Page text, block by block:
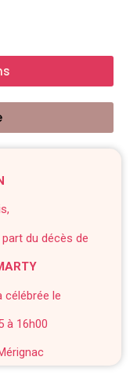
du décès de
célébrée le
à 16h00